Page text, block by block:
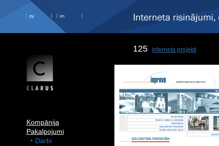
ру en
Kompānija
Pakalpojumi
Darbi
125 Interneta projekti